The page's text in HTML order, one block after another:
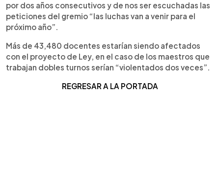
por dos años consecutivos y de nos ser escuchadas las
peticiones del gremio “las luchas van a venir para el
próximo año”.
Más de 43,480 docentes estarían siendo afectados
con el proyecto de Ley, en el caso de los maestros que
trabajan dobles turnos serían “violentados dos veces”.
REGRESAR A LA PORTADA